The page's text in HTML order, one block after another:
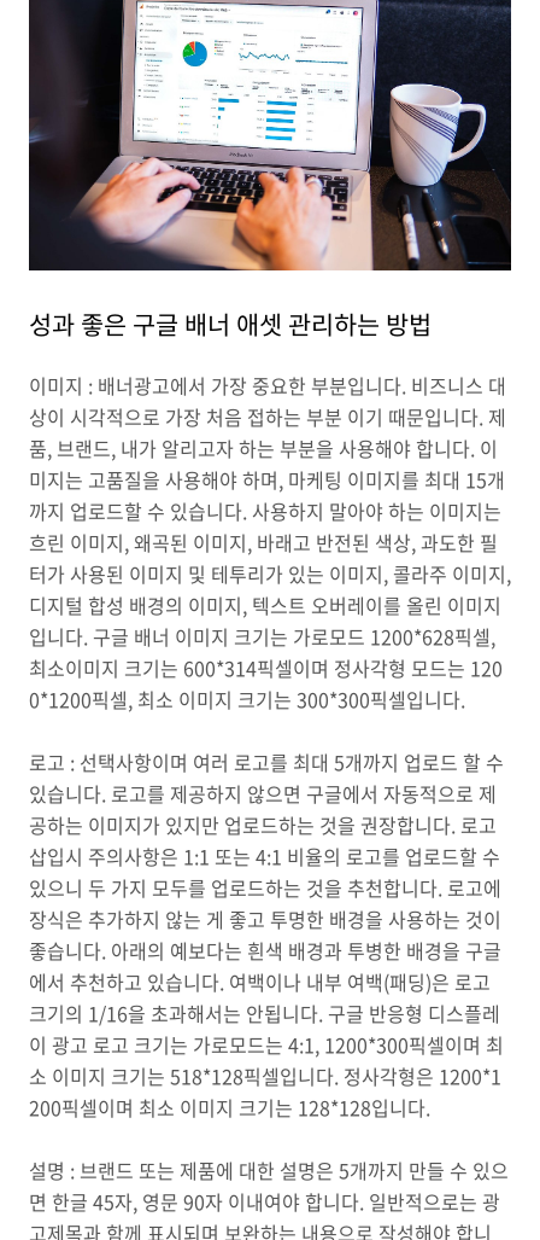
성과 좋은 구글 배너 애셋 관리하는 방법
이미지 : 배너광고에서 가장 중요한 부분입니다. 비즈니스 대
상이 시각적으로 가장 처음 접하는 부분 이기 때문입니다. 제
품, 브랜드, 내가 알리고자 하는 부분을 사용해야 합니다. 이
미지는 고품질을 사용해야 하며, 마케팅 이미지를 최대 15개
까지 업로드할 수 있습니다. 사용하지 말아야 하는 이미지는
흐린 이미지, 왜곡된 이미지, 바래고 반전된 색상, 과도한 필
터가 사용된 이미지 및 테투리가 있는 이미지, 콜라주 이미지,
디지털 합성 배경의 이미지, 텍스트 오버레이를 올린 이미지
입니다. 구글 배너 이미지 크기는 가로모드 1200*628픽셀,
최소이미지 크기는 600*314픽셀이며 정사각형 모드는 120
0*1200픽셀, 최소 이미지 크기는 300*300픽셀입니다.
로고 : 선택사항이며 여러 로고를 최대 5개까지 업로드 할 수
있습니다. 로고를 제공하지 않으면 구글에서 자동적으로 제
공하는 이미지가 있지만 업로드하는 것을 권장합니다. 로고
삽입시 주의사항은 1:1 또는 4:1 비율의 로고를 업로드할 수
있으니 두 가지 모두를 업로드하는 것을 추천합니다. 로고에
장식은 추가하지 않는 게 좋고 투명한 배경을 사용하는 것이
좋습니다. 아래의 예보다는 흰색 배경과 투병한 배경을 구글
에서 추천하고 있습니다. 여백이나 내부 여백(패딩)은 로고
크기의 1/16을 초과해서는 안됩니다. 구글 반응형 디스플레
이 광고 로고 크기는 가로모드는 4:1, 1200*300픽셀이며 최
소 이미지 크기는 518*128픽셀입니다. 정사각형은 1200*1
200픽셀이며 최소 이미지 크기는 128*128입니다.
설명 : 브랜드 또는 제품에 대한 설명은 5개까지 만들 수 있으
면 한글 45자, 영문 90자 이내여야 합니다. 일반적으로는 광
고제목과 함께 표시되며 보완하는 내용으로 작성해야 합니